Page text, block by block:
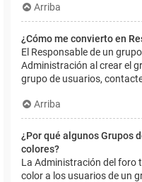
Arriba
¿Cómo me convierto en
El Responsable de un
Administración al crear el
grupo de usuarios,
Arriba
¿Por qué algunos Grupos
colores?
La Administración del foro
color a los usuarios de un